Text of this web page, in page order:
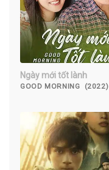
Ngày mới tốt lành
GOOD MORNING (2022)